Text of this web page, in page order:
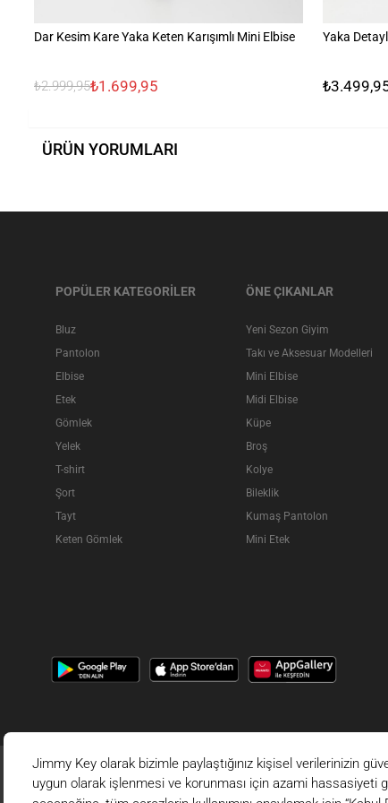
Dar Kesim Kare Yaka Keten Karışımlı Mini Elbise
₺2.999,95₺1.699,95
Yaka
ÜRÜN YORUMLARI
POPÜLER KATEGORİLER
Bluz
Pantolon
Elbise
Etek
Gömlek
Yelek
T-shirt
Şort
Tayt
Keten Gömlek
ÖNE ÇIKANLAR
Yeni Sezon Giyim
Takı ve Aksesuar Modelleri
Mini Elbise
Midi Elbise
Küpe
Broş
Kolye
Bileklik
Kumaş Pantolon
Mini Etek